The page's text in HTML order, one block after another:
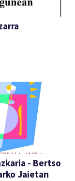
- Bertso
Jaietan